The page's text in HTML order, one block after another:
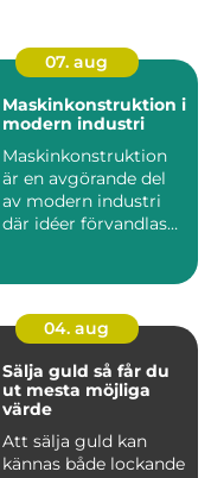
07. aug
Maskinkonstruktion i
modern industri
Maskinkonstruktion
är en avgörande del
av modern industri
där idéer förvandlas
04. aug
Sälja guld så får du
ut mesta möjliga
värde
Att sälja guld kan
kännas både lockande